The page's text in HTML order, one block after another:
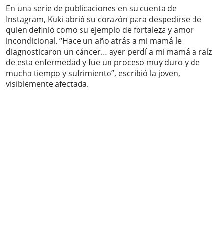
En una serie de publicaciones en su cuenta de
Instagram, Kuki abrió su corazón para despedirse de
quien definió como su ejemplo de fortaleza y amor
incondicional. “Hace un año atrás a mi mamá le
diagnosticaron un cáncer… ayer perdí a mi mamá a raíz
de esta enfermedad y fue un proceso muy duro y de
mucho tiempo y sufrimiento”, escribió la joven,
visiblemente afectada.